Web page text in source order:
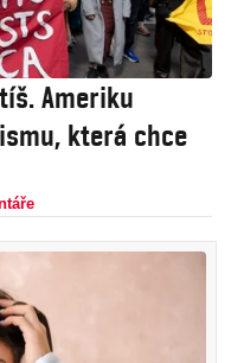
Ameriku
která chce